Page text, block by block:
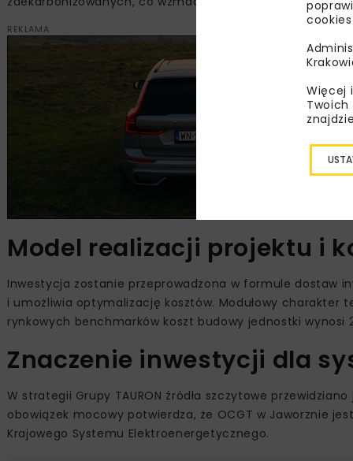
REKLAMA
Model realizacji projektu i
Inwestycja zostanie przeprowadzona w formule dostaw
i umożliwia optymalizację kosztów. Modułowy charakter
rynkowych benchmarków koszt budowy jednostki wynosi
Znaczenie inwestycji dla
W strategii Grupy TAURON źródła szczytowe
obowiązek mocowy potwierdza, że OCGT w Jaworznie
Krajowego Systemu Elektroenergetycznego.
Więcej